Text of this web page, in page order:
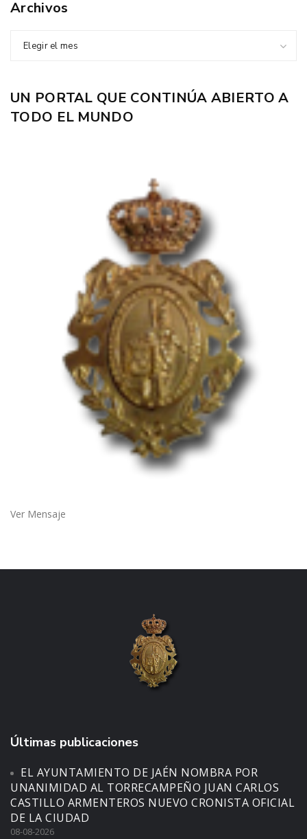
Archivos
Elegir el mes
UN PORTAL QUE CONTINÚA ABIERTO A
TODO EL MUNDO
Ver Mensaje
Últimas publicaciones
EL AYUNTAMIENTO DE JAÉN NOMBRA POR
UNANIMIDAD AL TORRECAMPEÑO JUAN CARLOS
CASTILLO ARMENTEROS NUEVO CRONISTA OFICIAL
DE LA CIUDAD
08-08-2026